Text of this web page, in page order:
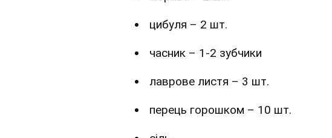
цибуля – 2 шт.
часник – 1-2 зубчики
лаврове листя – 3 шт.
перець горошком – 10 шт.